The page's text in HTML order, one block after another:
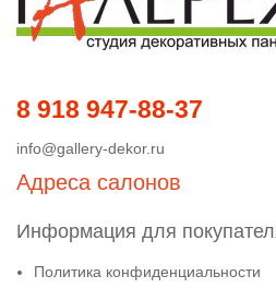
8 918 947-88-37
info@gallery-dekor.ru
Адреса салонов
Информация для
Политика конфиденциальности